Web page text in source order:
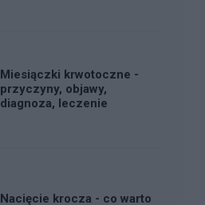
Miesiączki krwotoczne -
przyczyny, objawy,
diagnoza, leczenie
Nacięcie krocza - co warto